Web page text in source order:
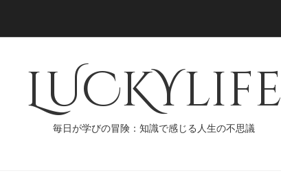
LUCKYlife
毎日が学びの冒険：知識で感じる人生の不思議